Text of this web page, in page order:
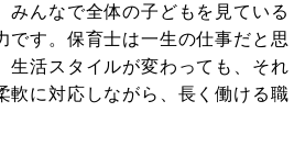
みんなで全体の子どもを見ている
です。保育士は一生の仕事だと思
生活スタイルが変わっても、それ
軟に対応しながら、長く働ける職